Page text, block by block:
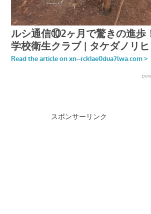
スポンサーリンク